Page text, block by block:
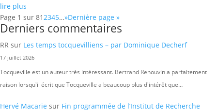
lire plus
Page 1 sur 812345…»Dernière page »
Derniers commentaires
RR sur Les temps tocquevilliens – par Dominique Decherf
17 juillet 2026
Tocqueville est un auteur très intéressant. Bertrand Renouvin a parfaitement
raison lorsqu'il écrit que Tocqueville a beaucoup plus d'intérêt que…
Hervé Macarie sur Fin programmée de l’Institut de Recherche